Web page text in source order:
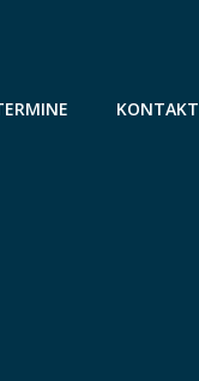
KONTAKT